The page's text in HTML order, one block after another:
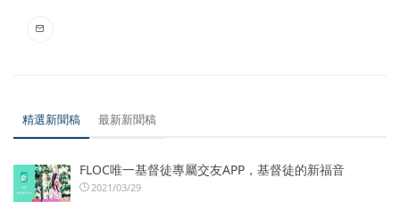
精選新聞稿 最新新聞稿
FLOC唯一基督徒專屬交友APP，基督徒的新福音
2021/03/29